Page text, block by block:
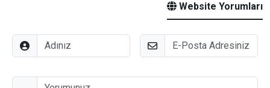
Website Yorumları
Adınız E-Posta
Düşünceleriniz